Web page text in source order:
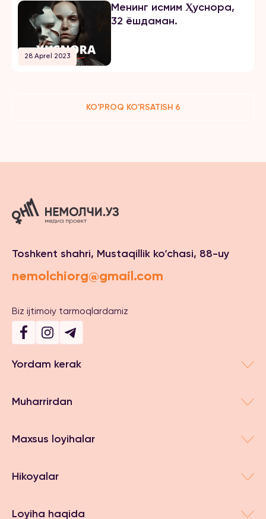
28 Aprel 2023
Менинг исмим Ҳуснора,
32 ёшдаман.
KO'PROQ KO'RSATISH 6
Toshkent shahri, Mustaqillik ko‘chasi, 88-uy
nemolchiorg@gmail.com
Biz ijtimoiy tarmoqlardamiz
Yordam kerak
Muharrirdan
Maxsus loyihalar
Hikoyalar
Loyiha haqida